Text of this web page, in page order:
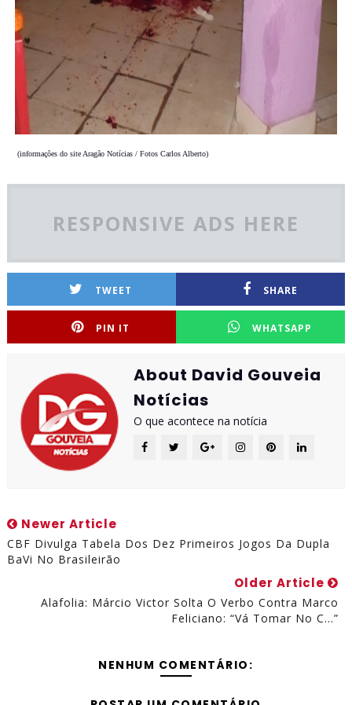
(informações do site Aragão Notícias / Fotos Carlos Alberto)
RESPONSIVE ADS HERE
TWEET SHARE
PIN IT WHATSAPP
About David Gouveia
Notícias
O que acontece na notícia
Newer Article
CBF Divulga Tabela Dos Dez Primeiros Jogos Da Dupla
BaVi No Brasileirão
Older Article
Alafolia: Márcio Victor Solta O Verbo Contra Marco
Feliciano: “Vá Tomar No C…”
NENHUM COMENTÁRIO: